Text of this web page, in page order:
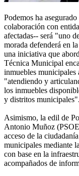
Podemos ha
colaboración con
afectadas-- será "uno
morada defenderá en
una iniciativa que
Técnica Municipal
inmuebles municipales
"atendiendo y
los inmuebles
y distritos municipales".
Asimismo, la edil de
Antonio Muñoz
acceso de la
municipales mediante
con base en la
acompañados de